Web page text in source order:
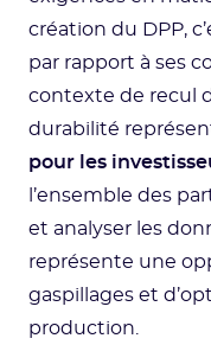
création du DPP,
par rapport à ses
contexte de recul
durabilité
pour les
l’ensemble des
et analyser les
représente une
gaspillages et
production.